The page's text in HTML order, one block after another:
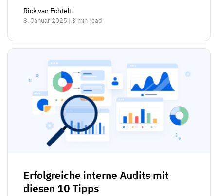
Rick van Echtelt
8. Januar 2025 | 3 min read
Erfolgreiche interne Audits mit
diesen 10 Tipps